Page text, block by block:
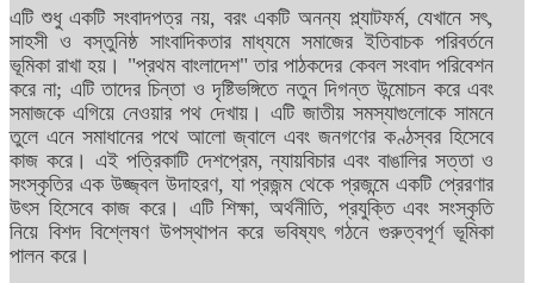
এটি শুধু একটি সংবাদপত্র নয়, বরং একটি অনন্য প্ল্যাটফর্ম, যেখানে সৎ,
সাহসী ও বস্তুনিষ্ঠ সাংবাদিকতার মাধ্যমে সমাজের ইতিবাচক পরিবর্তনে
ভূমিকা রাখা হয়। "প্রথম বাংলাদেশ" তার পাঠকদের কেবল সংবাদ পরিবেশন
করে না; এটি তাদের চিন্তা ও দৃষ্টিভঙ্গিতে নতুন দিগন্ত উন্মোচন করে এবং
সমাজকে এগিয়ে নেওয়ার পথ দেখায়। এটি জাতীয় সমস্যাগুলোকে সামনে
তুলে এনে সমাধানের পথে আলো জ্বালে এবং জনগণের কণ্ঠস্বর হিসেবে
কাজ করে। এই পত্রিকাটি দেশপ্রেম, ন্যায়বিচার এবং বাঙালির সত্তা ও
সংস্কৃতির এক উজ্জ্বল উদাহরণ, যা প্রজন্ম থেকে প্রজন্মে একটি প্রেরণার
উৎস হিসেবে কাজ করে। এটি শিক্ষা, অর্থনীতি, প্রযুক্তি এবং সংস্কৃতি
নিয়ে বিশদ বিশ্লেষণ উপস্থাপন করে ভবিষ্যৎ গঠনে গুরুত্বপূর্ণ ভূমিকা
পালন করে।